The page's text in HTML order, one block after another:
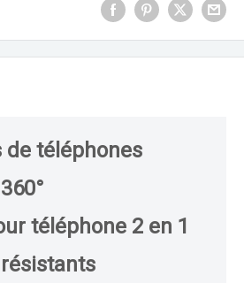
de téléphones
téléphone 2 en 1